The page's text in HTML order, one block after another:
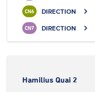
CN6 DIRECTION
CN7 DIRECTION
Hamilius Quai 2